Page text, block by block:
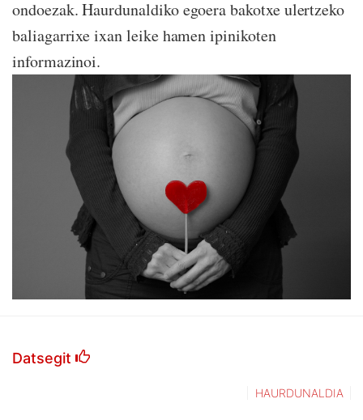
ondoezak. Haurdunaldiko egoera bakotxe ulertzeko
baliagarrixe ixan leike hamen ipinikoten
informazinoi.
Datsegit
HAURDUNALDIA